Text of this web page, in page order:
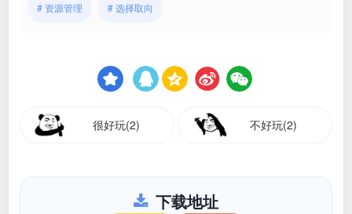
# 资源管理 # 选择取向
很好玩(2) 不好玩(2)
下载地址